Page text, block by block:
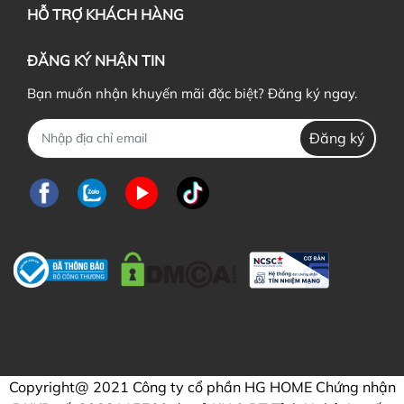
HỖ TRỢ KHÁCH HÀNG
ĐĂNG KÝ NHẬN TIN
Bạn muốn nhận khuyến mãi đặc biệt? Đăng ký ngay.
Đăng ký
Copyright@ 2021 Công ty cổ phần HG HOME Chứng nhận